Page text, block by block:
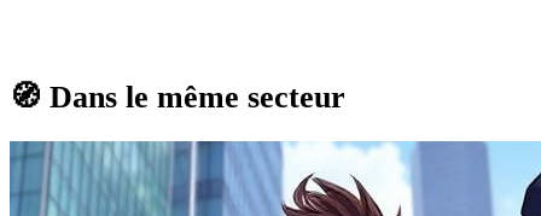
🧭 Dans le même secteur